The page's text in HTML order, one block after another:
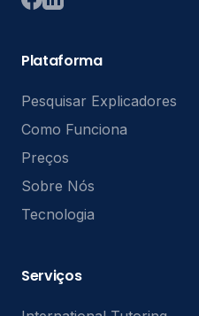
Plataforma
Pesquisar Explicadores
Como Funciona
Preços
Sobre Nós
Tecnologia
Serviços